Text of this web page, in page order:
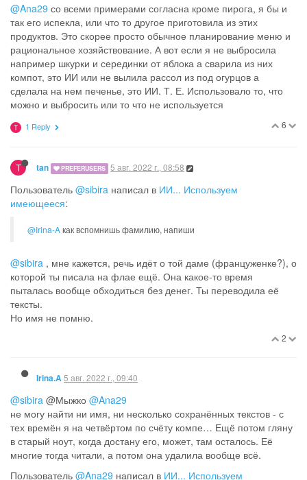
@Ana29 со всеми примерами согласна кроме пирога, я бы и
так его испекла, или что то другое приготовила из этих
продуктов. Это скорее просто обычное планирование меню и
рациональное хозяйствование. А вот если я не выбросила
например шкурки и серединки от яблока а сварила из них
компот, это ИИ или не вылила рассол из под огурцов а
сделала на нем печенье, это ИИ. Т. Е. Использовало то, что
можно и выбросить или то что не используется
6
T 1 Reply
T tan PREFERUSERS 5 авг. 2022 г., 08:58
Пользователь @sibira написал в ИИ... Используем
имеющееся:
@Irina-Aкак вспомнишь фамилию, напиши
@sibira , мне кажется, речь идёт о той даме (француженке?), о
которой ты писала на флае ещё. Она какое-то время
пыталась вообще обходиться без денег. Ты переводила её
тексты.
Но имя не помню.
2
Irina.A5 авг. 2022 г., 09:40
@sibira @Мыжко @Ana29
не могу найти ни имя, ни несколько сохранённых текстов - с
тех времён я на четвёртом по счёту компе… Ещё потом гляну
в старый ноут, когда достану его, может, там осталось. Её
многие тогда читали, а потом она удалила вообще всё.
Пользователь @Ana29 написал в ИИ... Используем